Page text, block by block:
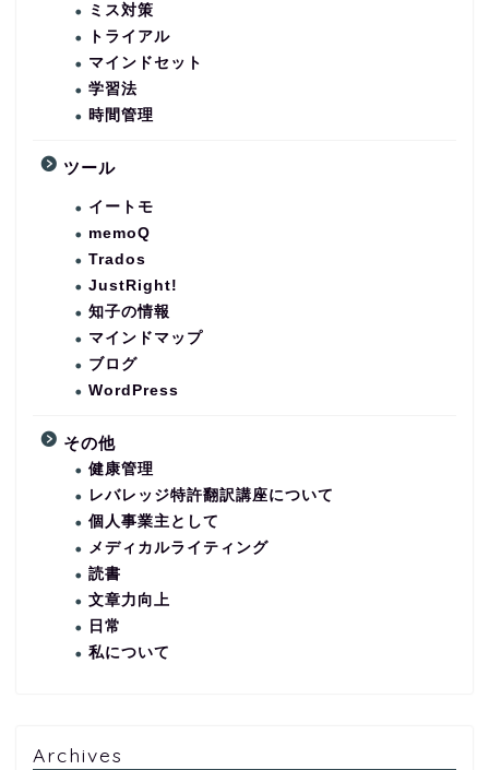
ミス対策
トライアル
マインドセット
学習法
時間管理
ツール
イートモ
memoQ
Trados
JustRight!
知子の情報
マインドマップ
ブログ
WordPress
その他
健康管理
レバレッジ特許翻訳講座について
個人事業主として
メディカルライティング
読書
文章力向上
日常
私について
Archives